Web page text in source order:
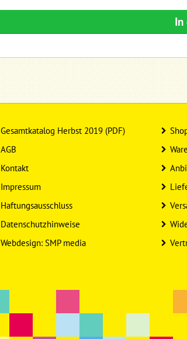
In
Gesamtkatalog Herbst 2019 (PDF)
AGB
Kontakt
Impressum
Haftungsausschluss
Datenschutzhinweise
Webdesign: SMP media